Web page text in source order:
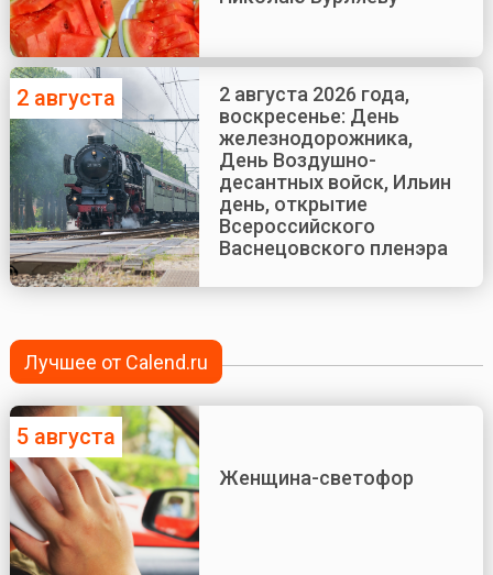
2 августа
2 августа 2026 года,
воскресенье: День
железнодорожника,
День Воздушно-
десантных войск, Ильин
день, открытие
Всероссийского
Васнецовского пленэра
Лучшее от Calend.ru
5 августа
Женщина-светофор